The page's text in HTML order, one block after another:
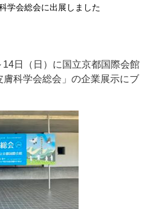
学会総会に出展しました
日（日）に国立京都国際会館
科学会総会」の企業展示にブ